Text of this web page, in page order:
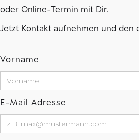
oder Online-Termin mit Dir.
Jetzt Kontakt aufnehmen und den
Vorname
E-Mail Adresse